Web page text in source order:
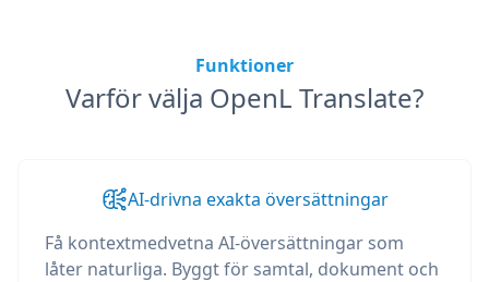
Funktioner
Varför välja OpenL Translate?
AI-drivna exakta översättningar
Få kontextmedvetna AI-översättningar som
låter naturliga. Byggt för samtal, dokument och